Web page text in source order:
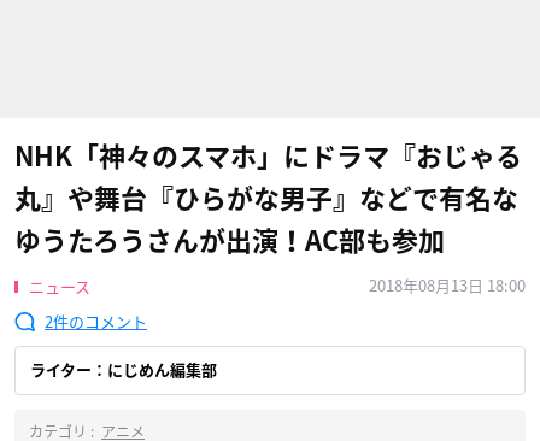
NHK「神々のスマホ」にドラマ『おじゃる
丸』や舞台『ひらがな男子』などで有名な
ゆうたろうさんが出演！AC部も参加
ニュース
2018年08月13日 18:00
2
ライター：にじめん編集部
カテゴリ : アニメ